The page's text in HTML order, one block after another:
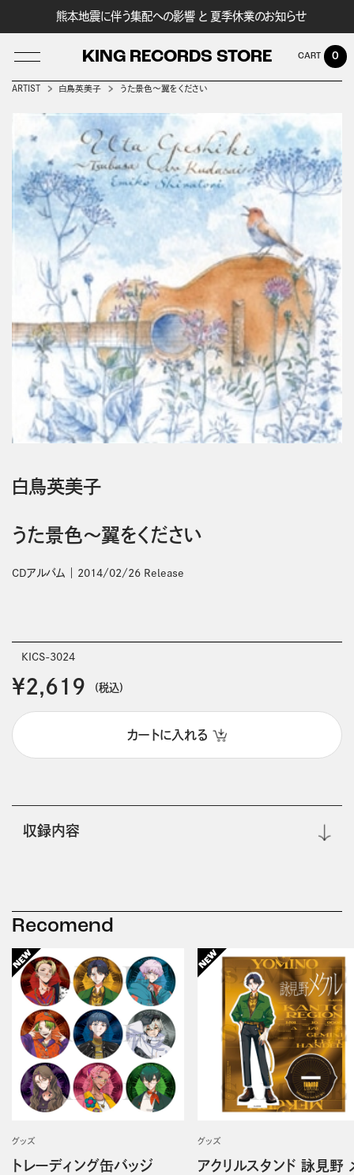
熊本地震に伴う集配への影響 と 夏季休業のお知らせ
KING RECORDS STORE
LOG IN
0
ARTIST 白鳥英美子 うた景色～翼をください
白鳥英美子
うた景色～翼をください
CDアルバム 2014/02/26 Release
KICS-3024
￥2,619 (税込)
カートに入れる
収録内容
Recomend
グッズ
トレーディング缶バッジ
グッズ
アクリルスタンド 詠見野